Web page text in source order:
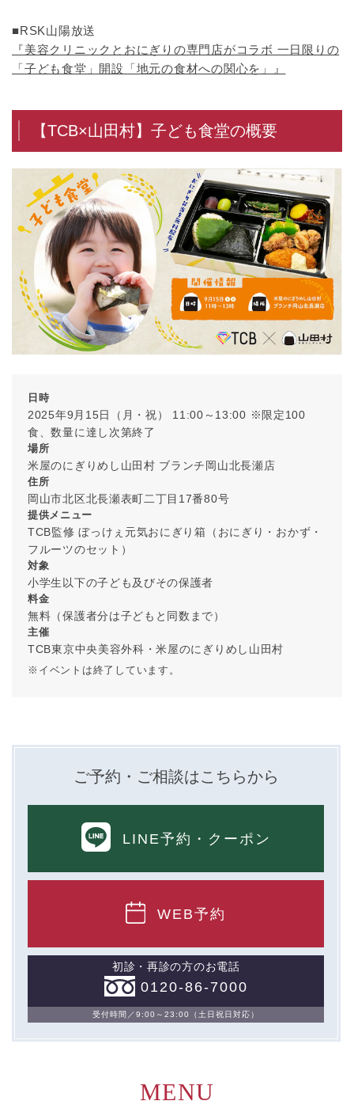
■RSK山陽放送
『美容クリニックとおにぎりの専門店がコラボ 一日限りの
「子ども食堂」開設「地元の食材への関心を」』
【TCB×山田村】子ども食堂の概要
日時
2025年9月15日（月・祝） 11:00～13:00 ※限定100
食、数量に達し次第終了
場所
米屋のにぎりめし山田村 ブランチ岡山北長瀬店
住所
岡山市北区北長瀬表町二丁目17番80号
提供メニュー
TCB監修 ぼっけぇ元気おにぎり箱（おにぎり・おかず・
フルーツのセット）
対象
小学生以下の子ども及びその保護者
料金
無料（保護者分は子どもと同数まで）
主催
TCB東京中央美容外科・米屋のにぎりめし山田村
※イベントは終了しています。
ご予約・ご相談はこちらから
LINE予約 ・クーポン
WEB予約
初診・再診の方のお電話
0120-86-7000
受付時間／9:00～23:00（土日祝日対応）
MENU